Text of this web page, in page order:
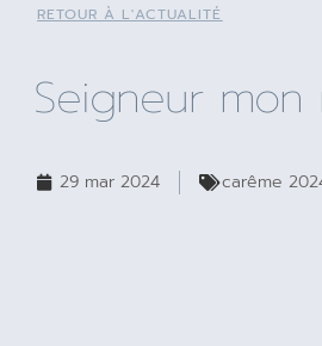
RETOUR À L'ACTUALITÉ
Seigneur
29 mar 2024 carême